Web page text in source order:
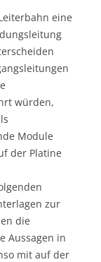
eine
würden,
Module
der Platine
zur
die
Aussagen in
mit auf der